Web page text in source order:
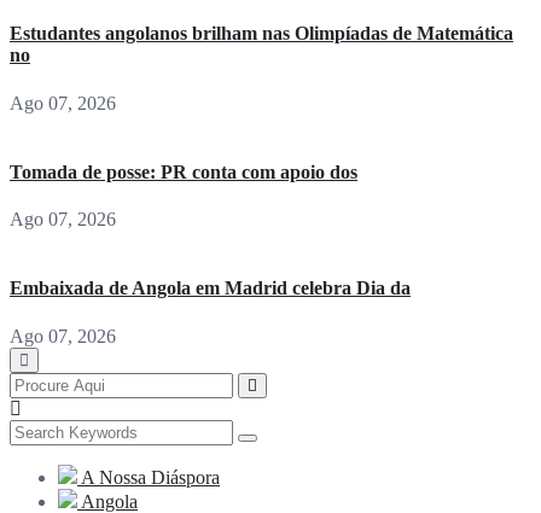
Estudantes angolanos brilham nas Olimpíadas de Matemática
no
Ago 07, 2026
Tomada de posse: PR conta com apoio dos
Ago 07, 2026
Embaixada de Angola em Madrid celebra Dia da
Ago 07, 2026
A Nossa Diáspora
Angola